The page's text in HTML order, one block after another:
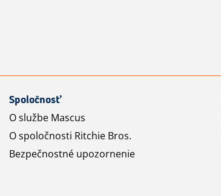
Spoločnosť
O službe Mascus
O spoločnosti Ritchie Bros.
Bezpečnostné upozornenie